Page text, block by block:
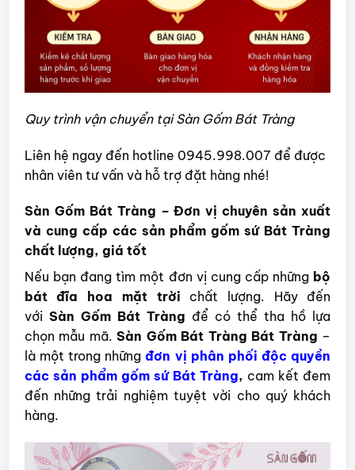
Quy trình vận chuyển tại Sàn Gốm Bát Tràng
Liên hệ ngay đến hotline 0945.998.007 để được
nhân viên tư vấn và hỗ trợ đặt hàng nhé!
Sàn Gốm Bát Tràng – Đơn vị chuyên sản xuất
và cung cấp các sản phẩm gốm sứ Bát Tràng
chất lượng, giá tốt
Nếu bạn đang tìm một đơn vị cung cấp những bộ
bát đĩa hoa mặt trời chất lượng. Hãy đến
với Sàn Gốm Bát Tràng để có thể tha hồ lựa
chọn mẫu mã.Sàn Gốm Bát Tràng Bát Tràng –
là một trong nhữngđơn vị phân phối độc quyền
các sản phẩm gốm sứ Bát Tràng, cam kết đem
đến những trải nghiệm tuyệt vời cho quý khách
hàng.